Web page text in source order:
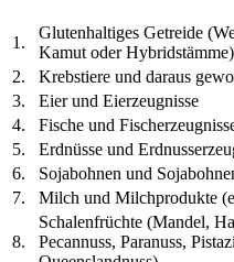
1.
Glutenhaltiges Getreide
Kamut oder Hybridstämme)
2.
Krebstiere und daraus
3.
Eier und Eierzeugnisse
4.
Fische und
5.
Erdnüsse und
6.
Sojabohnen und
7.
Milch und Milchprodukte
8.
Schalenfrüchte (Mandel,
Pecannuss, Paranuss,